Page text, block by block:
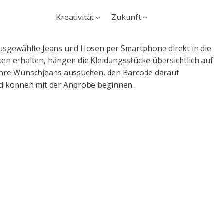
Kreativität Zukunft
Jeans und Hosen per Smartphone direkt in die
erhalten, hängen die Kleidungsstücke übersichtlich auf
Wunschjeans aussuchen, den Barcode darauf
können mit der Anprobe beginnen.